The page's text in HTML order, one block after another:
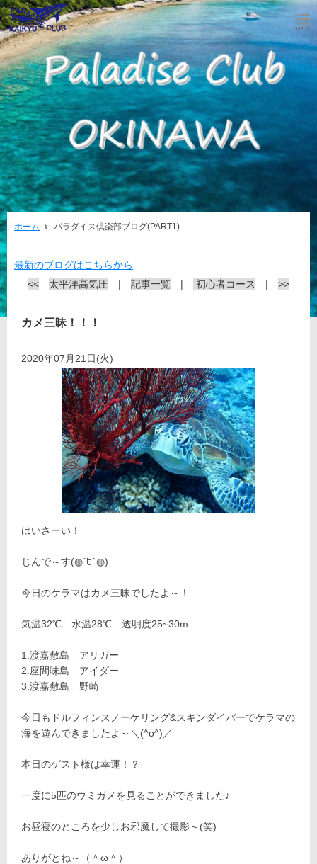
ホーム パラダイス倶楽部ブログ(PART1)
最新のブログはこちらから
<<
太平洋高気圧 | 記事一覧 | 初心者コース | >>
カメ三昧！！！
2020年07月21日(火)
はいさーい！
じんで～す(◍´ꇴ`◍)
今日のケラマはカメ三昧でしたよ～！
気温32℃ 水温28℃ 透明度25~30m
1.渡嘉敷島 アリガー
2.座間味島 アイダー
3.渡嘉敷島 野崎
今日もドルフィンスノーケリング&スキンダイバーでケラマの
海を遊んできましたよ～＼(^o^)／
本日のゲスト様は幸運！？
一度に5匹のウミガメを見ることができました♪
お昼寝のところを少しお邪魔して撮影～(笑)
ありがとね～（＾ω＾）